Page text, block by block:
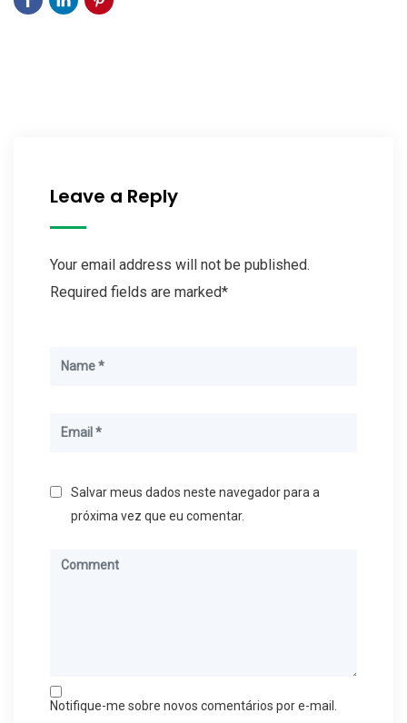
Leave a Reply
Your email address will not be published.
Required fields are marked*
Salvar meus dados neste navegador para a
próxima vez que eu comentar.
Notifique-me sobre novos comentários por e-mail.